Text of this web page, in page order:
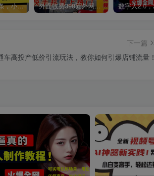
AI起号撸爆头条，小白也能操作，日入2000+ 外面收费398元外网超跑豪车汽车视频搬运至快手抖音上热门项目
下一篇
车高投产低价引流玩法，教你如何引爆店铺流量！